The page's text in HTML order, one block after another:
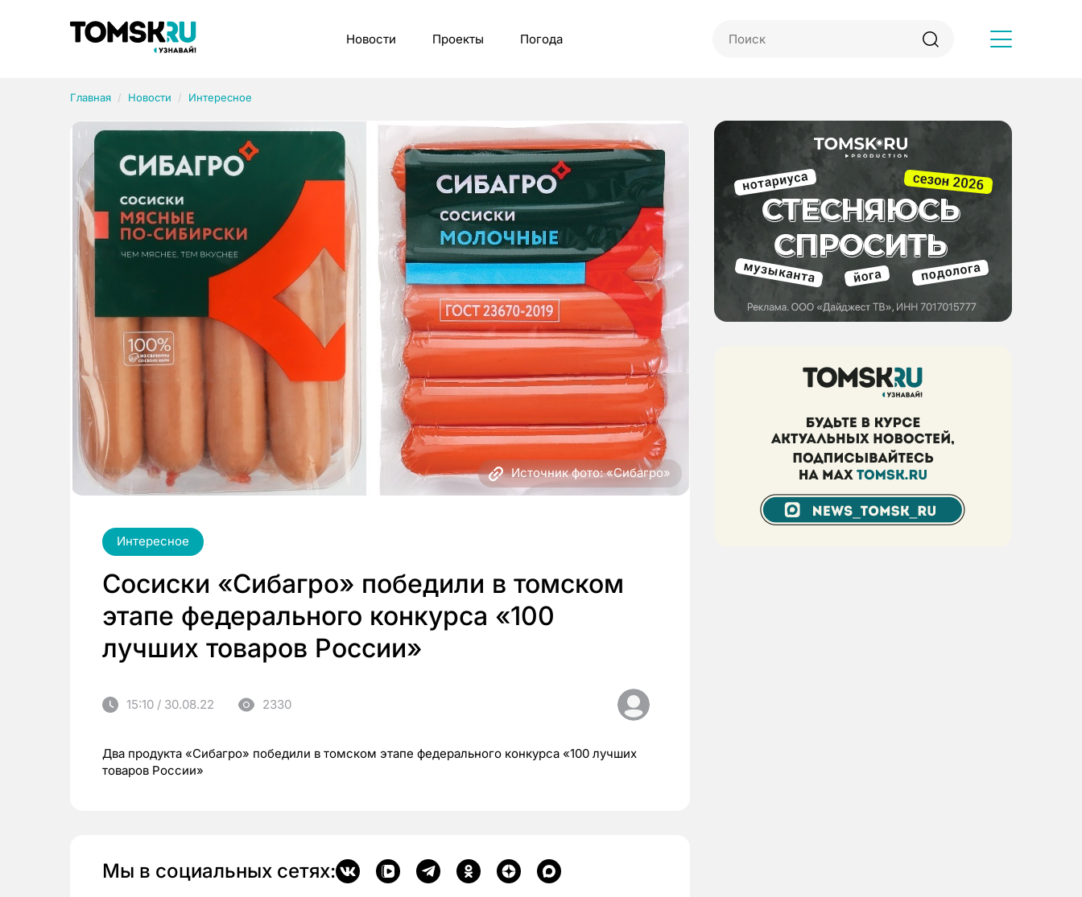
Новости Проекты Погода
Главная Новости Интересное
Источник фото: «Сибагро»
Интересное
Сосиски «Сибагро» победили в томском
этапе федерального конкурса «100
лучших товаров России»
15:10 / 30.08.22 2330
Два продукта «Сибагро» победили в томском этапе федерального конкурса «100 лучших
товаров России»
Мы в социальных сетях:
Рубрики